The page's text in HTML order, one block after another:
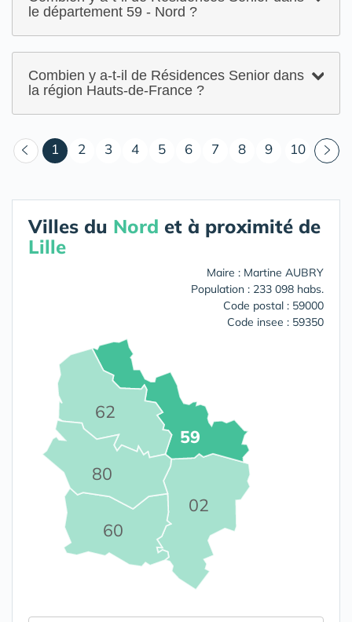
le département 59 - Nord ?
Combien y a-t-il de Résidences Senior dans
la région Hauts-de-France ?
1 (courant)
2 3 4 5 6 7 8 9 10
Villes du Nord et à proximité de
Lille
Maire : Martine AUBRY
Population : 233 098 habs.
Code postal : 59000
Code insee : 59350
02
59
60
62
80